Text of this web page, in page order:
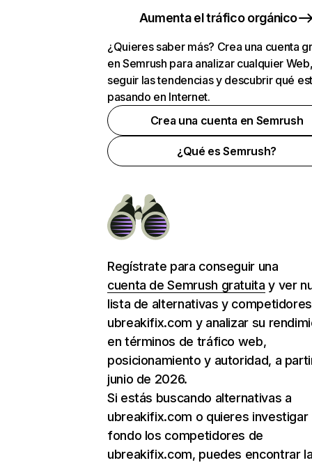
Aumenta el tráfico orgánico
¿Quieres saber más? Crea una cuenta
en Semrush para analizar cualquier
seguir las tendencias y descubrir qué
pasando en Internet.
Crea una cuenta en Semrush
¿Qué es Semrush?
Regístrate para conseguir una
cuenta de Semrush gratuita y ver
lista de alternativas y
ubreakifix.com y analizar su
en términos de tráfico web,
posicionamiento y autoridad, a
junio de 2026.
Si estás buscando alternativas a
ubreakifix.com o quieres investigar
fondo los competidores de
ubreakifix.com, puedes encontrar